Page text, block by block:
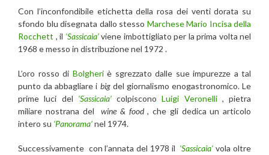
Con l’inconfondibile etichetta della rosa dei venti dorata su
sfondo blu disegnata dallo stesso Marchese Mario Incisa della
Rocchett , il ‘Sassicaia’ viene imbottigliato per la prima volta nel
1968 e messo in distribuzione nel 1972 .
L’oro rosso di Bolgheriè sgrezzato dalle sue impurezze a tal
punto da abbagliare i bigdel giornalismo enogastronomico. Le
prime luci del ‘Sassicaia’colpisconoLuigi Veronelli, pietra
miliare nostrana del wine & food, che gli dedica un articolo
intero su ‘Panorama’nel 1974.
Successivamente con l’annata del 1978 il ‘Sassicaia’ vola oltre